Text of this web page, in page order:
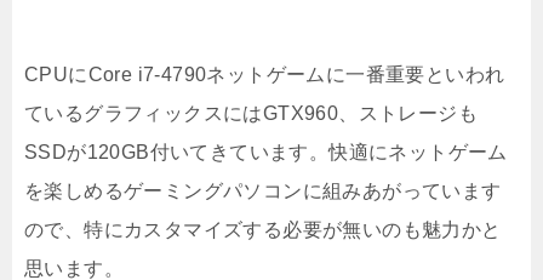
CPUにCore i7-4790ネットゲームに一番重要といわれ
ているグラフィックスにはGTX960、ストレージも
SSDが120GB付いてきています。快適にネットゲーム
を楽しめるゲーミングパソコンに組みあがっています
ので、特にカスタマイズする必要が無いのも魅力かと
思います。